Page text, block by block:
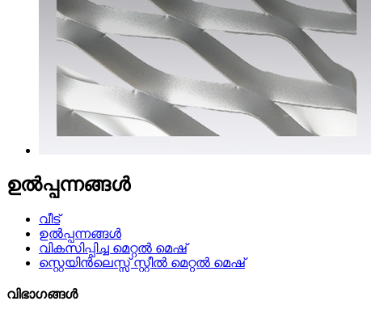
ഉൽപ്പന്നങ്ങൾ
വീട്
ഉൽപ്പന്നങ്ങൾ
വികസിപ്പിച്ച മെറ്റൽ മെഷ്
സ്റ്റെയിൻലെസ്സ് സ്റ്റീൽ മെറ്റൽ മെഷ്
വിഭാഗങ്ങൾ